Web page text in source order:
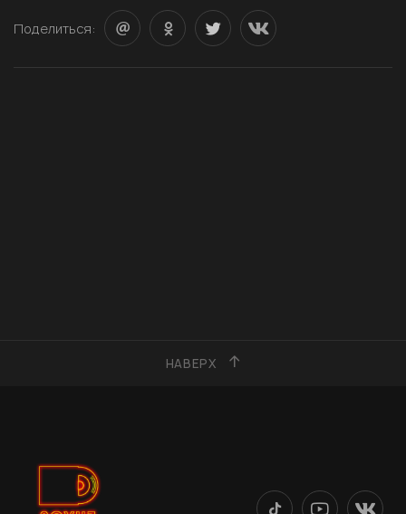
Поделиться:
НАВЕРХ